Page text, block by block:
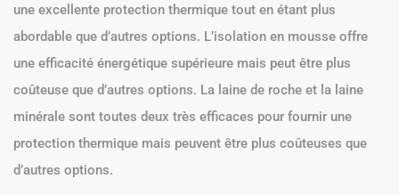
une excellente protection thermique tout en étant plus
abordable que d’autres options. L’isolation en mousse offre
une efficacité énergétique supérieure mais peut être plus
coûteuse que d’autres options. La laine de roche et la laine
minérale sont toutes deux très efficaces pour fournir une
protection thermique mais peuvent être plus coûteuses que
d’autres options.